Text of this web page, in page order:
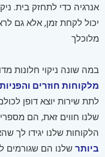
אנרגיה כדי לתחזק בית.
יכול לקחת זמן, אלא גם
מלוכלך
במה שונה ניקוי חלונות
מלקוחות חוזרים והפניות
לתת שירות יוצא דופן
שלנו חווים זאת, הם
הלקוחות שלנו יגידו לך
ביותרשלנו הם שגורמים